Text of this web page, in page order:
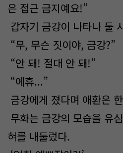
은 접근 금지예요!”
갑자기 금강이 나타나 둘
“무, 무슨 짓이야, 금강?”
“안 돼! 절대 안 돼!”
“에휴...”
금강에게 졌다며 애환은
무화는 금강의 모습을 유
혀를 내둘렀다.